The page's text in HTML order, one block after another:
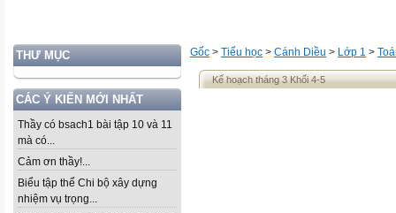
THƯ MỤC
CÁC Ý KIẾN MỚI NHẤT
Thầy có bsach1 bài tập 10 và 11
mà có...
Cảm ơn thầy!...
Biểu tập thể Chi bộ xây dựng
nhiệm vụ trọng...
Gốc > Tiểu học > Cánh Diều > Lớp 1 >
Kế hoạch tháng 3 Khối 4-5